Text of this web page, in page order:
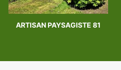
ARTISAN PAYSAGISTE 81